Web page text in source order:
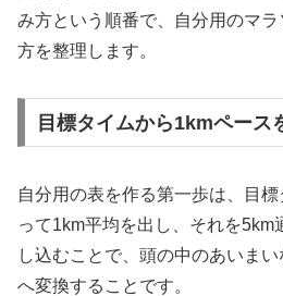
み方という順番で、自分用のマラ
方を整理します。
目標タイムから1kmペース
自分用の表を作る第一歩は、目
って1km平均を出し、それを5km
し込むことで、頭の中のあいま
へ変換することです。